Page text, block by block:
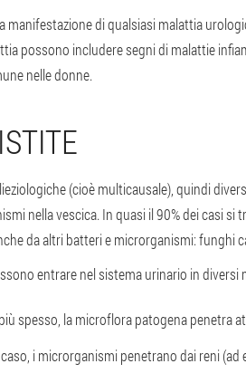
manifestazione di qualsiasi malattia
possono includere segni di malattie
nelle donne.
(cioè multicausale), quindi
nella vescica. In quasi il 90% dei casi
da altri batteri e microrganismi: funghi
entrare nel sistema urinario in
spesso, la microflora patogena penetra
i microrganismi penetrano dai reni (ad